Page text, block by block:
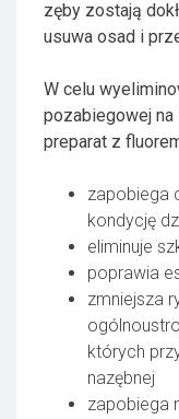
zęby zostają
usuwa osad i
W celu
pozabiegowej na
preparat z
zapobiega
kondycję
eliminuje
poprawia
zmniejsza
których
nazębnej
zapobiega